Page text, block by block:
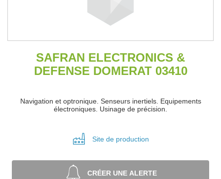
SAFRAN ELECTRONICS &
DEFENSE DOMERAT 03410
Navigation et optronique. Senseurs inertiels. Equipements
électroniques. Usinage de précision.
Site de production
CRÉER UNE ALERTE